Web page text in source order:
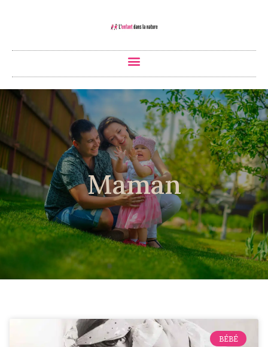
Maman
BÉBÉ